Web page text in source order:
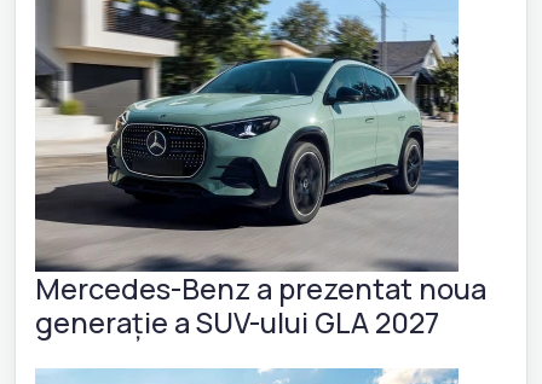
Mercedes-Benz a prezentat noua
generație a SUV-ului GLA 2027